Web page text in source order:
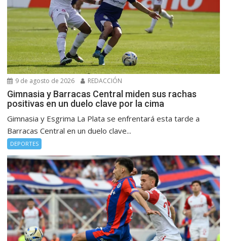
9 de agosto de 2026 REDACCIÓN
Gimnasia y Barracas Central miden sus rachas
positivas en un duelo clave por la cima
Gimnasia y Esgrima La Plata se enfrentará esta tarde a
Barracas Central en un duelo clave...
DEPORTES